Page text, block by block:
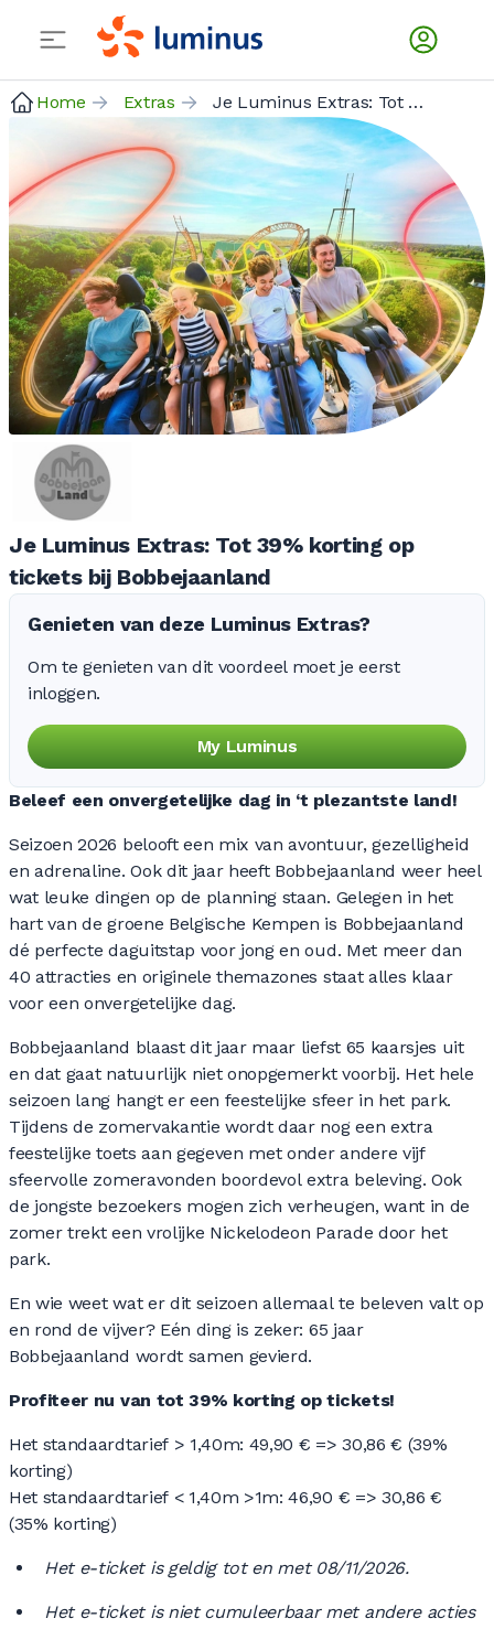
Home Extras Je Luminus Extras: Tot 39% korting op tickets bij Bobbejaanland
Je Luminus Extras: Tot 39% korting op
tickets bij Bobbejaanland
Genieten van deze Luminus Extras?
Om te genieten van dit voordeel moet je eerst
inloggen.
My Luminus
Beleef een onvergetelijke dag in ‘t plezantste land!
Seizoen 2026 belooft een mix van avontuur, gezelligheid
en adrenaline. Ook dit jaar heeft Bobbejaanland weer heel
wat leuke dingen op de planning staan. Gelegen in het
hart van de groene Belgische Kempen is Bobbejaanland
dé perfecte daguitstap voor jong en oud. Met meer dan
40 attracties en originele themazones staat alles klaar
voor een onvergetelijke dag.
Bobbejaanland blaast dit jaar maar liefst 65 kaarsjes uit
en dat gaat natuurlijk niet onopgemerkt voorbij. Het hele
seizoen lang hangt er een feestelijke sfeer in het park.
Tijdens de zomervakantie wordt daar nog een extra
feestelijke toets aan gegeven met onder andere vijf
sfeervolle zomeravonden boordevol extra beleving. Ook
de jongste bezoekers mogen zich verheugen, want in de
zomer trekt een vrolijke Nickelodeon Parade door het
park.
En wie weet wat er dit seizoen allemaal te beleven valt op
en rond de vijver? Eén ding is zeker: 65 jaar
Bobbejaanland wordt samen gevierd.
Profiteer nu van tot 39% korting op tickets!
Het standaardtarief > 1,40m: 49,90 € => 30,86 € (39%
korting)
Het standaardtarief < 1,40m >1m: 46,90 € => 30,86 €
(35% korting)
Het e-ticket is geldig tot en met 08/11/2026.
Het e-ticket is niet cumuleerbaar met andere acties